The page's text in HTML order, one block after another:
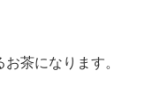
茶になります。